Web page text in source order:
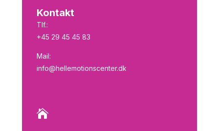
Kontakt
Tlf.:
+45 29 45 45 83
Mail:
info@hellemotionscenter.dk
